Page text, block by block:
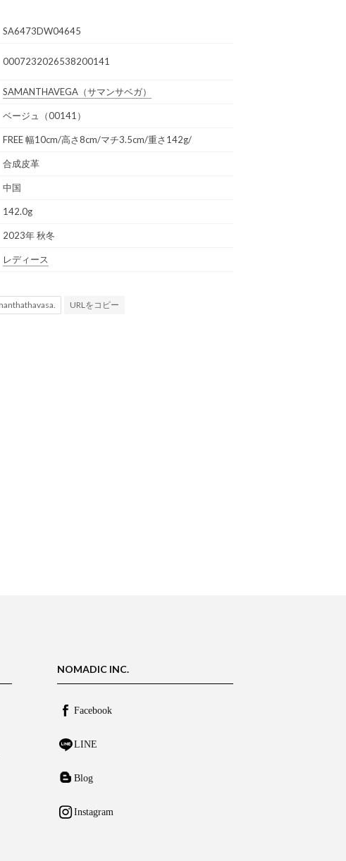
SA6473DW04645
0007232026538200141
SAMANTHAVEGA （サマンサベガ）
ベージュ（00141）
FREE 幅10cm/高さ8cm/マチ3.5cm/重さ142g/
合成皮革
中国
142.0g
2023年 秋冬
レディース
URLをコピー
NOMADIC INC.
Facebook
LINE
Blog
Instagram